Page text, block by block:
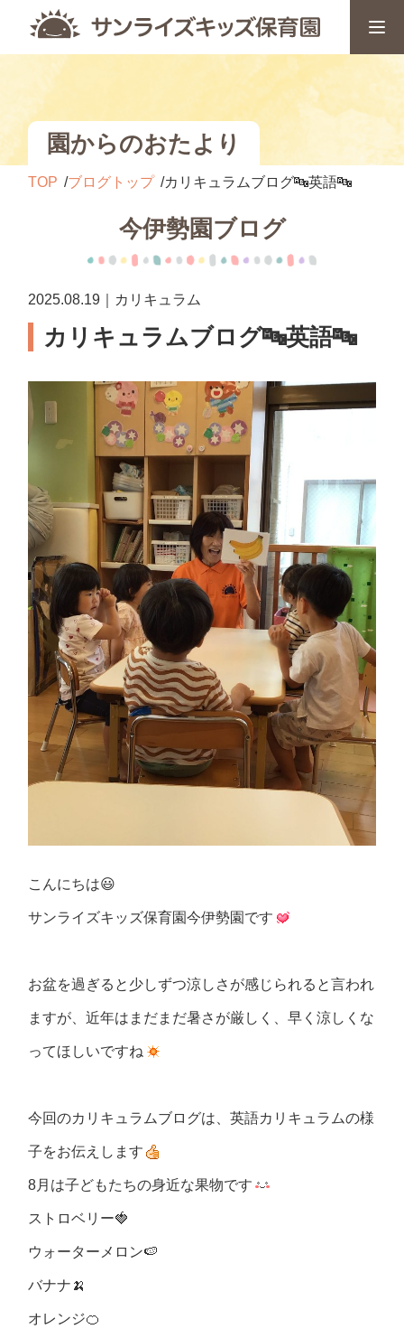
園からのおたより
TOP ブログトップ カリキュラムブログ🔤英語🔤
今伊勢園ブログ
2025.08.19｜カリキュラム
カリキュラムブログ🔤英語🔤
こんにちは😃
サンライズキッズ保育園今伊勢園です
お盆を過ぎると少しずつ涼しさが感じられると言われ
ますが、近年はまだまだ暑さが厳しく、早く涼しくな
ってほしいですね
今回のカリキュラムブログは、英語カリキュラムの様
子をお伝えします
8月は子どもたちの身近な果物です
ストロベリー🍓
ウォーターメロン🍉
バナナ🍌
オレンジ🍊